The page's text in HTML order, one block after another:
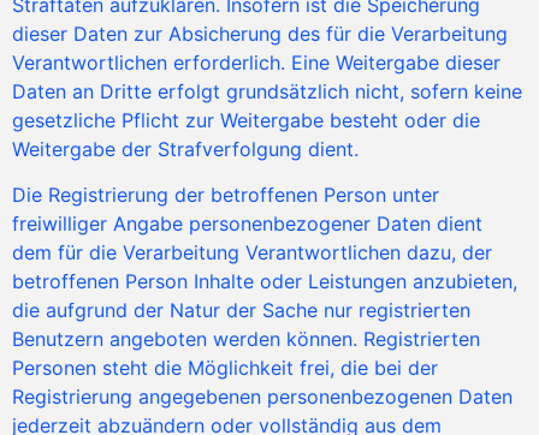
dieser Daten zur Absicherung des für die Verarbeitung
Verantwortlichen erforderlich. Eine Weitergabe dieser
Daten an Dritte erfolgt grundsätzlich nicht, sofern keine
gesetzliche Pflicht zur Weitergabe besteht oder die
Weitergabe der Strafverfolgung dient.
Die Registrierung der betroffenen Person unter
freiwilliger Angabe personenbezogener Daten dient
dem für die Verarbeitung Verantwortlichen dazu, der
betroffenen Person Inhalte oder Leistungen anzubieten,
die aufgrund der Natur der Sache nur registrierten
Benutzern angeboten werden können. Registrierten
Personen steht die Möglichkeit frei, die bei der
Registrierung angegebenen personenbezogenen Daten
jederzeit abzuändern oder vollständig aus dem